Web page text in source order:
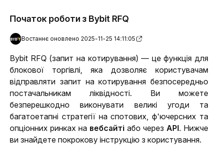
Початок роботи з Bybit RFQ
Востаннє оновлено 2025-11-25 14:11:05
Bybit RFQ (запит на котирування) — це функція для
блокової торгівлі, яка дозволяє користувачам
відправляти запит на котирування безпосередньо
постачальникам ліквідності. Ви можете
безперешкодно виконувати великі угоди та
багатоетапні стратегії на спотових, ф'ючерсних та
опціонних ринках на вебсайті або через API. Нижче
ви знайдете покрокову інструкцію з користування.